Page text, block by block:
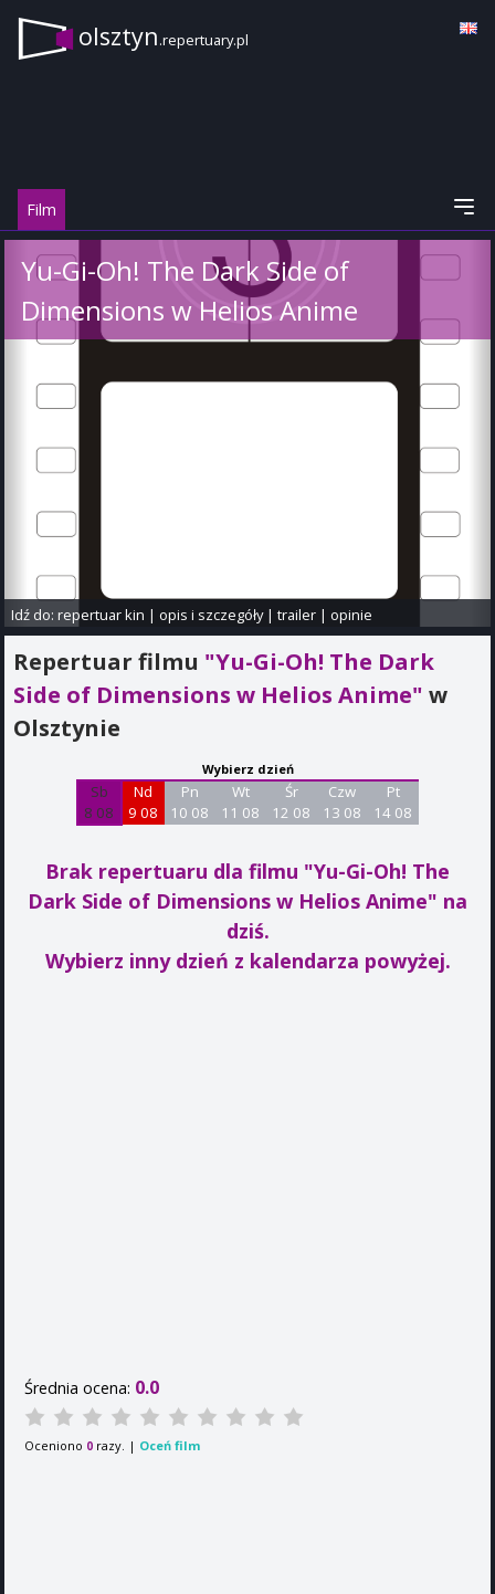
olsztyn.repertuary.pl
Film
Yu-Gi-Oh! The Dark Side of
Dimensions w Helios Anime
Idź do:repertuar kin |opis i szczegóły|trailer |opinie
Repertuar filmu "Yu-Gi-Oh! The Dark
Side of Dimensions w Helios Anime" w
Olsztynie
Wybierz dzień
Sb
8 08
Nd
9 08
Pn
10 08
Wt
11 08
Śr
12 08
Czw
13 08
Pt
14 08
Brak repertuaru dla filmu "Yu-Gi-Oh! The
Dark Side of Dimensions w Helios Anime" na
dziś.
Wybierz inny dzień z kalendarza powyżej.
Średnia ocena: 0.0
Oceniono 0 razy. | Oceń film